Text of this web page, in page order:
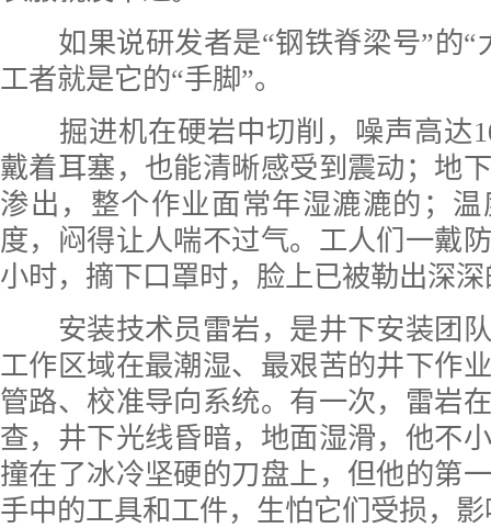
如果说研发者是“钢铁脊梁号”的“
工者就是它的“手脚”。
掘进机在硬岩中切削，噪声高达
戴着耳塞，也能清晰感受到震动；地
渗出，整个作业面常年湿漉漉的；
度，闷得让人喘不过气。工人们一戴
小时，摘下口罩时，脸上已被勒出深
安装技术员雷岩，是井下安装团队
工作区域在最潮湿、最艰苦的井下作
管路、校准导向系统。有一次，雷岩
查，井下光线昏暗，地面湿滑，他不
撞在了冰冷坚硬的刀盘上，但他的第
手中的工具和工件，生怕它们受损，